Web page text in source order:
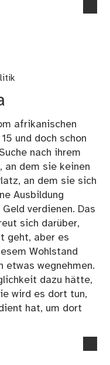
afrikanischen
und doch schon
nach ihrem
an dem sie keinen
an dem sie sich
Ausbildung
verdienen. Das
sich darüber,
geht, aber es
Wohlstand
etwas wegnehmen.
dazu hätte,
wird es dort tun,
hat, um dort